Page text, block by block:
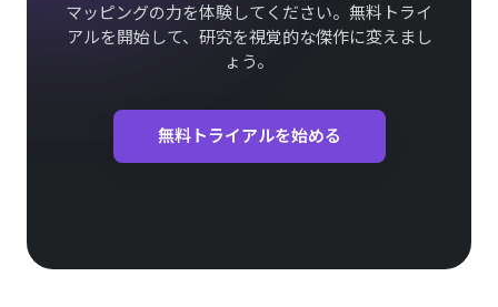
マッピングの力を体験してください。無料トライ
アルを開始して、研究を視覚的な傑作に変えまし
ょう。
無料トライアルを始める